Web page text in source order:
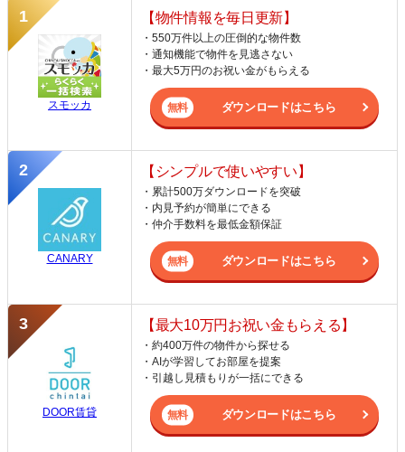
スモッカ
【物件情報を毎日更新】
・550万件以上の圧倒的な物件数
・通知機能で物件を見逃さない
・最大5万円のお祝い金がもらえる
ダウンロードはこちら
CANARY
【シンプルで使いやすい】
・累計500万ダウンロードを突破
・内見予約が簡単にできる
・仲介手数料を最低金額保証
ダウンロードはこちら
DOOR賃貸
【最大10万円お祝い金もらえる】
・約400万件の物件から探せる
・AIが学習してお部屋を提案
・引越し見積もりが一括にできる
ダウンロードはこちら